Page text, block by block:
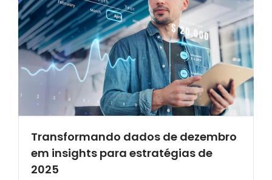
Transformando dados de dezembro
em insights para estratégias de
2025